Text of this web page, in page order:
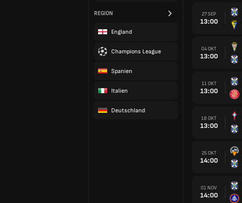
REGION
England
Champions League
Spanien
Italien
Deutschland
27 SEP
13:00
04 OKT
13:00
11 OKT
13:00
18 OKT
13:00
25 OKT
14:00
01 NOV
14:00